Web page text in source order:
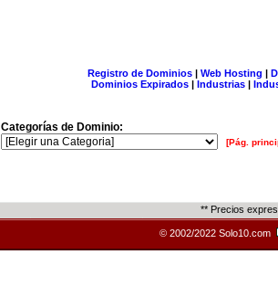
Registro de Dominios| Web Hosting |
Dominios Expirados | Industrias |
Categorías de Dominio:
[Pág.
** Precios
© 2002/2022 Solo10.com